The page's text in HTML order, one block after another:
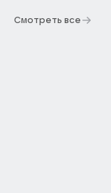
Смотреть все